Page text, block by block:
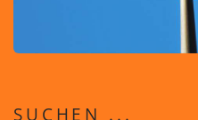
SUCHEN ...